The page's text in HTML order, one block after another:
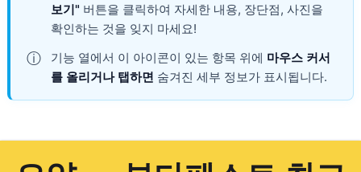
보기" 버튼을 클릭하여 자세한 내용, 장단점, 사진을
확인하는 것을 잊지 마세요!
ⓘ 기능 열에서 이 아이콘이 있는 항목 위에 마우스 커서
를 올리거나 탭하면 숨겨진 세부 정보가 표시됩니다.